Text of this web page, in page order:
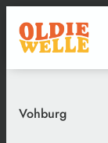
Vohburg